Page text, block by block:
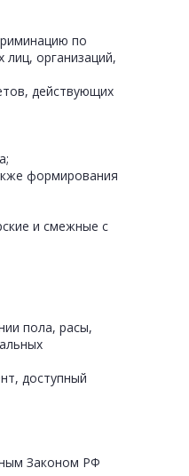
по
организаций,
действующих
формирования
и смежные с
пола, расы,
доступный
Законом РФ